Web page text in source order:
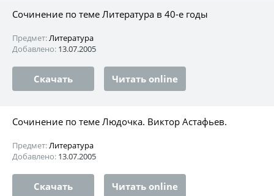
Сочинение по теме Литература в 40-е годы
Предмет:Литература
Добавлено: 13.07.2005
Скачать Читать online
Сочинение по теме Людочка. Виктор Астафьев.
Предмет:Литература
Добавлено: 13.07.2005
Скачать Читать online